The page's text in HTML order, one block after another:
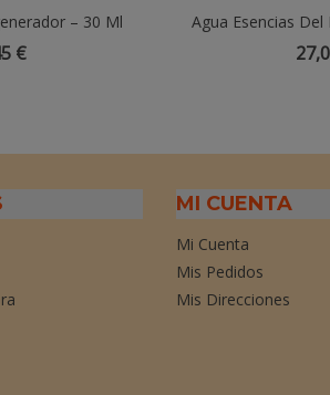
Carrito – 30 Ml
€
Añadir
Agua Esencias
De
MI CUENTA
Mi Cuenta
Mis Pedidos
Mis Direcciones